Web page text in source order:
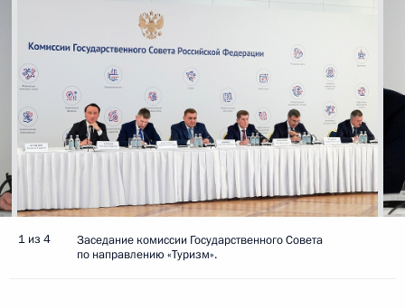
1 из 4
Заседание комиссии Государственного Совета
по направлению «Туризм».